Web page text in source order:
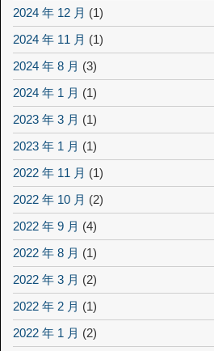
2024 年 12 月 (1)
2024 年 11 月 (1)
2024 年 8 月 (3)
2024 年 1 月 (1)
2023 年 3 月 (1)
2023 年 1 月 (1)
2022 年 11 月 (1)
2022 年 10 月 (2)
2022 年 9 月 (4)
2022 年 8 月 (1)
2022 年 3 月 (2)
2022 年 2 月 (1)
2022 年 1 月 (2)